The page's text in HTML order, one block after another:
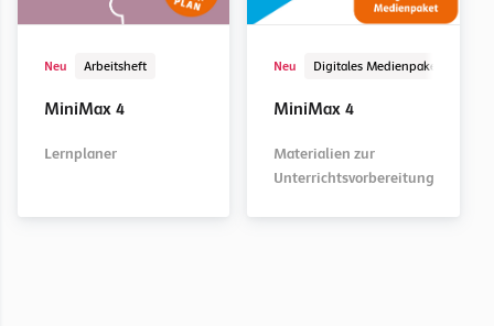
Neu Arbeitsheft
MiniMax 4
Lernplaner
Neu Digitales Medienpaket
MiniMax 4
Materialien zur
Unterrichtsvorbereitung
Lernzielkontrollen
Unterrichtsvorbereitung